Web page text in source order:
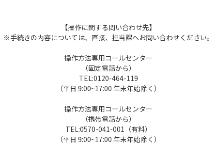
【操作に関する問い合わせ先】
※手続きの内容については、直接、担当課へお問い合わせください。
操作方法専用コールセンター
（固定電話から）
TEL:0120-464-119
（平日 9:00~17:00 年末年始除く）
操作方法専用コールセンター
（携帯電話から）
TEL:0570-041-001（有料）
（平日 9:00~17:00 年末年始除く）